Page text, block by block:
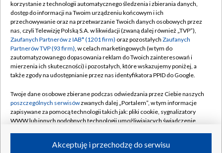
TVP
Abonament TVP
Emisja w TVP
Centrum informacji TVP
Naziemna Telewizja Cyfrowa
Rada Programowa
System NOS
Informacje o nadawcy
Program dla prasy
Regulamin TVP
Polityka prywatności
Moje zgody
Pomoc
Kontakt
Kanały
korzystanie z technologii automatycznego śledzenia i zbierania danych,
dostęp do informacji na Twoim urządzeniu końcowym i ich
przechowywanie oraz na przetwarzanie Twoich danych osobowych przez
nas, czyli Telewizję Polską S.A. w likwidacji (zwaną dalej również „TVP”),
Zaufanych Partnerów z IAB* (1201 firm) oraz pozostałych Zaufanych
Partnerów TVP (93 firm), w celach marketingowych (w tym do
zautomatyzowanego dopasowania reklam do Twoich zainteresowań i
mierzenia ich skuteczności) i pozostałych, które wskazujemy poniżej, a
także zgody na udostępnianie przez nas identyfikatora PPID do Google.
Twoje dane osobowe zbierane podczas odwiedzania przez Ciebie naszych
poszczególnych serwisówzwanych dalej „Portalem”, w tym informacje
zapisywane za pomocą technologii takich jak: pliki cookie, sygnalizatory
WWW lub innych podobnych technologii umożliwiających świadczenie
ruchu w Internecie.Akceptuję i przechodzę do serwisu